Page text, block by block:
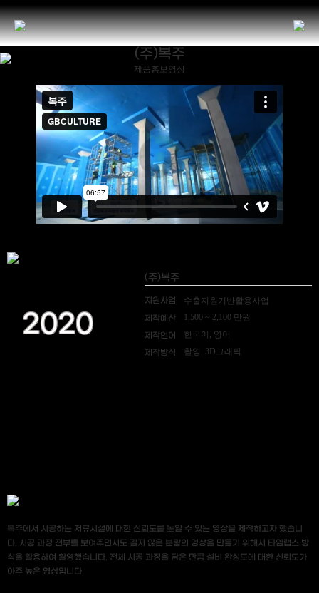
(주)복주
제품홍보영상
2020
(주)복주
지원사업 수출지원기반활용사업
제작예산 1,500 ~ 2,100 만원
제작언어 한국어, 영어
제작방식 촬영, 3D그래픽
복주에서 시공하는 저류시설에 대한 신뢰도를 높일 수 있는 영상을 제작하고자 했습니
다. 시공 과정 전부를 보여주면서도 길지 않은 분량의 영상을 만들기 위해서 타임랩스 방
식을 활용하여 촬영했습니다. 전체 시공 과정을 담은 만큼 설비 완성도에 대한 신뢰도가
아주 높은 영상입니다.